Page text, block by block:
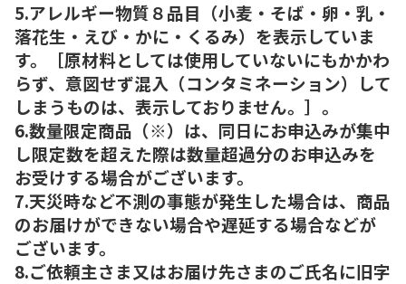
5.アレルギー物質８品目（小麦・そば・卵・乳・
落花生・えび・かに・くるみ）を表示していま
す。［原材料としては使用していないにもかかわ
らず、意図せず混入（コンタミネーション）して
しまうものは、表示しておりません。］。
6.数量限定商品（※）は、同日にお申込みが集中
し限定数を超えた際は数量超過分のお申込みを
お受けする場合がございます。
7.天災時など不測の事態が発生した場合は、商品
のお届けができない場合や遅延する場合などが
ございます。
8.ご依頼主さま又はお届け先さまのご氏名に旧字